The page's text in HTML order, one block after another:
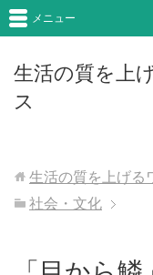
生活の質を上
ス
メニュー
生活の質を上げる
社会・文化